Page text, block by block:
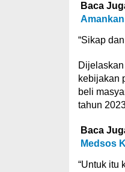
Baca
“Sikap
kebijakan
beli
tahun
Baca
Medsos
“Untuk itu